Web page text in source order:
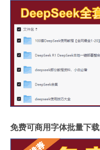
免费可商用字体批量下载